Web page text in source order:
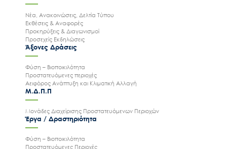
Νέα, Ανακοινώσεις, Δελτία Τύπου
Εκθέσεις & Αναφορές
Προκηρύξεις & Διαγωνισμοί
Προσεχείς Εκδηλώσεις
Άξονες Δράσεις
Φύση – Βιοποικιλότητα
Προστατευόμενες περιοχές
Αειφόρος Ανάπτυξη και Κλιματική Αλλαγή
Μ.Δ.Π.Π
Μονάδες Διαχείρισης Προστατευόμενων Περιοχών
Έργα / Δραστηριότητα
Φύση – Βιοποικιλότητα
Προστατευόμενες Περιοχές